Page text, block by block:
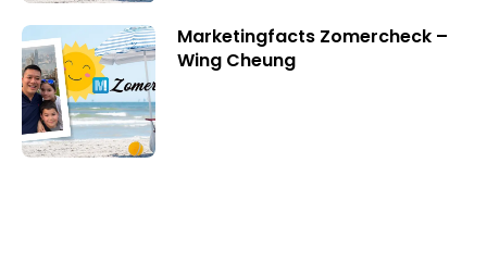
Marketingfacts Zomercheck –
Wing Cheung